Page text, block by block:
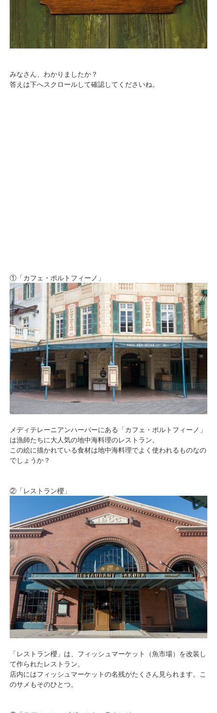
みなさん、わかりましたか？
答えは下へスクロールして確認してくださいね。
①「カフェ・ポルトフィーノ」
メディテレーニアンハーバーにある「カフェ・ポルトフィーノ」
は漁師たちに大人気の地中海料理のレストラン。
この絵に描かれている食材は地中海料理でよく使われるものなの
でしょうか？
②「レストラン櫻」
「レストラン櫻」は、フィッシュマーケット（魚市場）を改装し
て作られたレストラン。
店内にはフィッシュマーケットの名残がたくさん見られます。こ
のサメもそのひとつ。